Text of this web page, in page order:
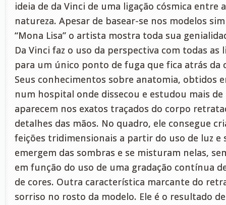
ideia de da Vinci de uma ligação cósmica entre
natureza. Apesar de basear-se nos modelos
“Mona Lisa” o artista mostra toda sua
Da Vinci faz o uso da perspectiva com todas as
para um único ponto de fuga que fica atrás da
Seus conhecimentos sobre anatomia, obtidos
num hospital onde dissecou e estudou mais
aparecem nos exatos traçados do corpo
detalhes das mãos. No quadro, ele consegue
feições tridimensionais a partir do uso de luz e
emergem das sombras e se misturam nelas,
em função do uso de uma gradação contínua
de cores. Outra característica marcante do
sorriso no rosto da modelo. Ele é o resultado